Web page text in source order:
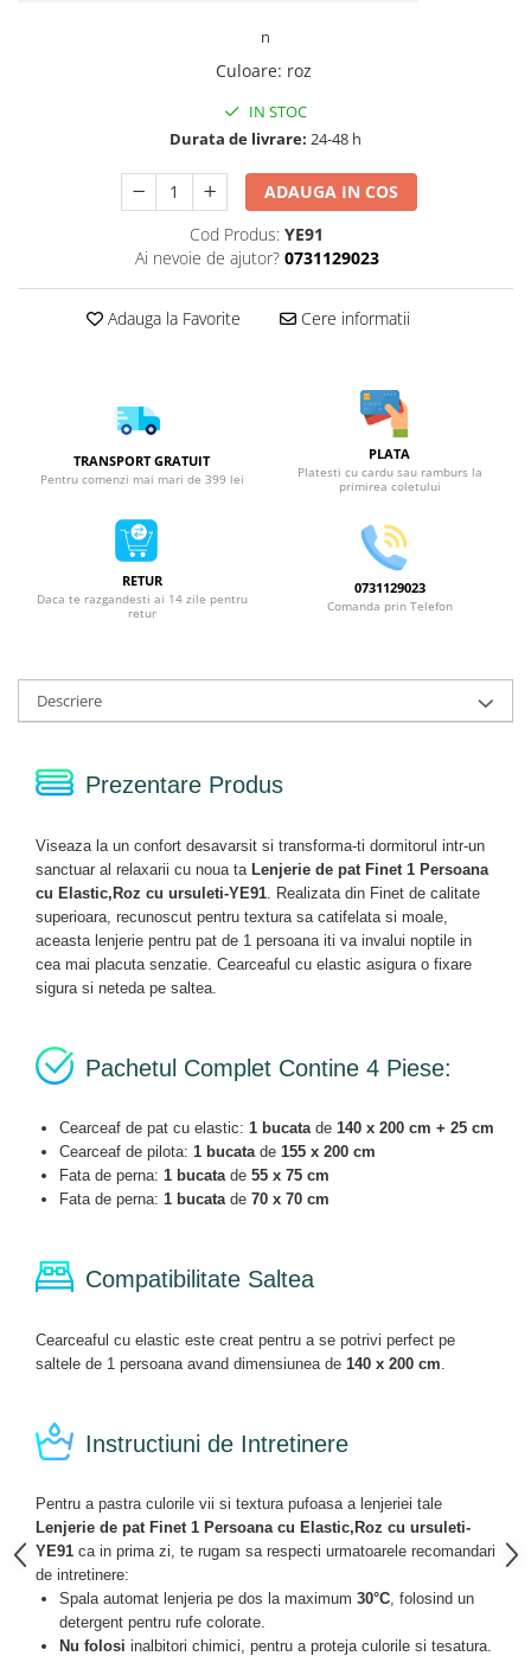
n
Culoare: roz
IN STOC
Durata de livrare: 24-48 h
ADAUGA IN COS
Cod Produs: YE91
Ai nevoie de ajutor? 0731129023
Adauga la Favorite Cere informatii
TRANSPORT GRATUIT
Pentru comenzi mai mari de 399 lei
PLATA
Platesti cu cardu sau ramburs la
primirea coletului
RETUR
Daca te razgandesti ai 14 zile pentru
retur
0731129023
Comanda prin Telefon
Descriere
Prezentare Produs
Viseaza la un confort desavarsit si transforma-ti dormitorul intr-un
sanctuar al relaxarii cu noua ta Lenjerie de pat Finet 1 Persoana
cu Elastic,Roz cu ursuleti-YE91 . Realizata din Finet de calitate
superioara, recunoscut pentru textura sa catifelata si moale,
aceasta lenjerie pentru pat de 1 persoana iti va invalui noptile in
cea mai placuta senzatie. Cearceaful cu elastic asigura o fixare
sigura si neteda pe saltea.
Pachetul Complet Contine 4 Piese:
Cearceaf de pat cu elastic: 1 bucatade 140 x 200 cm + 25 cm
Cearceaf de pilota: 1 bucatade 155 x 200 cm
Fata de perna: 1 bucatade 55 x 75 cm
Fata de perna: 1 bucatade 70 x 70 cm
Compatibilitate Saltea
Cearceaful cu elastic este creat pentru a se potrivi perfect pe
saltele de 1 persoana avand dimensiunea de 140 x 200 cm
Instructiuni de Intretinere
Pentru a pastra culorile vii si textura pufoasa a lenjeriei tale
Lenjerie de pat Finet 1 Persoana cu Elastic,Roz cu ursuleti-
YE91 ca in prima zi, te rugam sa respecti urmatoarele recomandari
de intretinere:
Spala automat lenjeria pe dos la maximum 30°C, folosind un
detergent pentru rufe colorate.
Nu folosi inalbitori chimici, pentru a proteja culorile si tesatura.